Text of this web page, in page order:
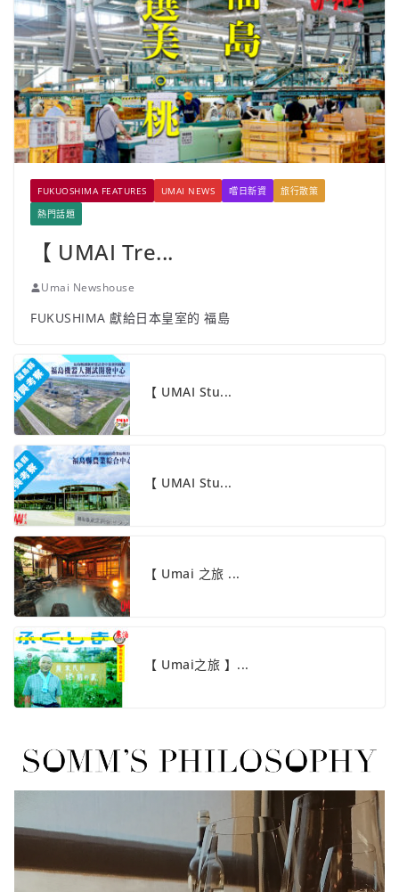
FUKUOSHIMA FEATURES UMAI NEWS 嚐日新資
旅行散策
熱門話題
【 UMAI Tre...
Umai Newshouse
FUKUSHIMA 獻給日本皇室的 福島
【 UMAI Stu...
【 UMAI Stu...
【 Umai 之旅 ...
【 Umai之旅 】...